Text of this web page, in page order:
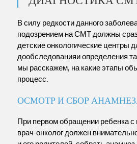
В силу редкости данного
подозрением на СМТ должны
детские онкологические центры
дообследованияи определения
мы расскажем, на какие этапы
процесс.
ОСМОТР И СБОР
При первом обращении ребенка
врач-онколог должен